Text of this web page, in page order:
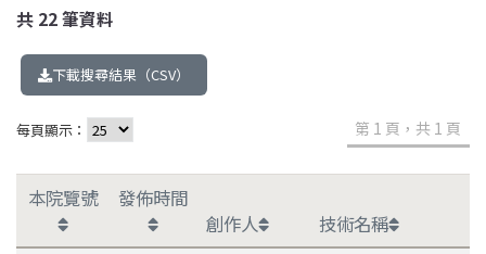
共 22筆資料
下載搜尋結果（CSV）
每頁顯示： 第 1 頁，共 1 頁
本院覽號
發佈時間
創作人
技術名稱